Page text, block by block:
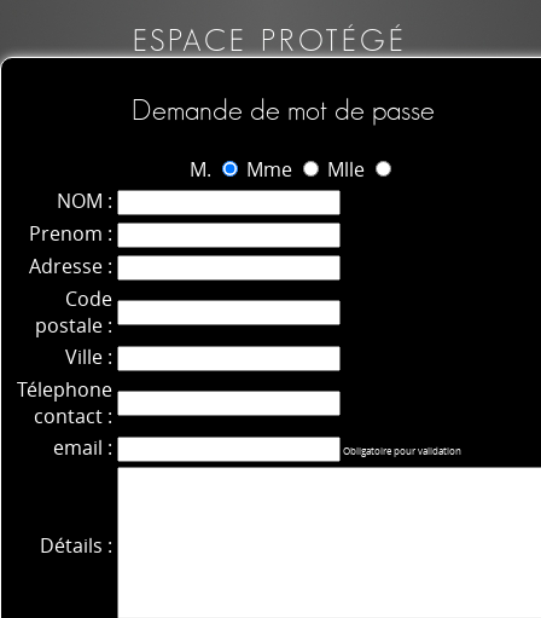
ESPACE PROTÉGÉ
Demande de mot de passe
M. Mme
Mlle
NOM :
Prenom :
Adresse :
Code
postale :
Ville :
Télephone
contact :
email :
Obligatoire pour validation
Détails :